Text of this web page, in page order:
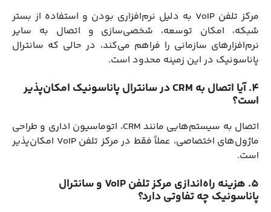
مرکز تلفن VoIP به دلیل نرم‌افزاری بودن و استفاده از بستر
شبکه، امکان توسعه، شخصی‌سازی و اتصال به سایر
نرم‌افزارهای سازمانی را فراهم می‌کند، در حالی که سانترال
پاناسونیک در این زمینه محدود است.
4. آیا اتصال به CRM در سانترال پاناسونیک امکان‌پذیر
است؟
اتصال به سیستم‌هایی مانند CRM، اتوماسیون اداری و طراحی
ماژول‌های اختصاصی، عملاً فقط در مرکز تلفن VoIP امکان‌پذیر
است.
5. هزینه راه‌اندازی مرکز تلفن VoIP و سانترال
پاناسونیک چه تفاوتی دارد؟